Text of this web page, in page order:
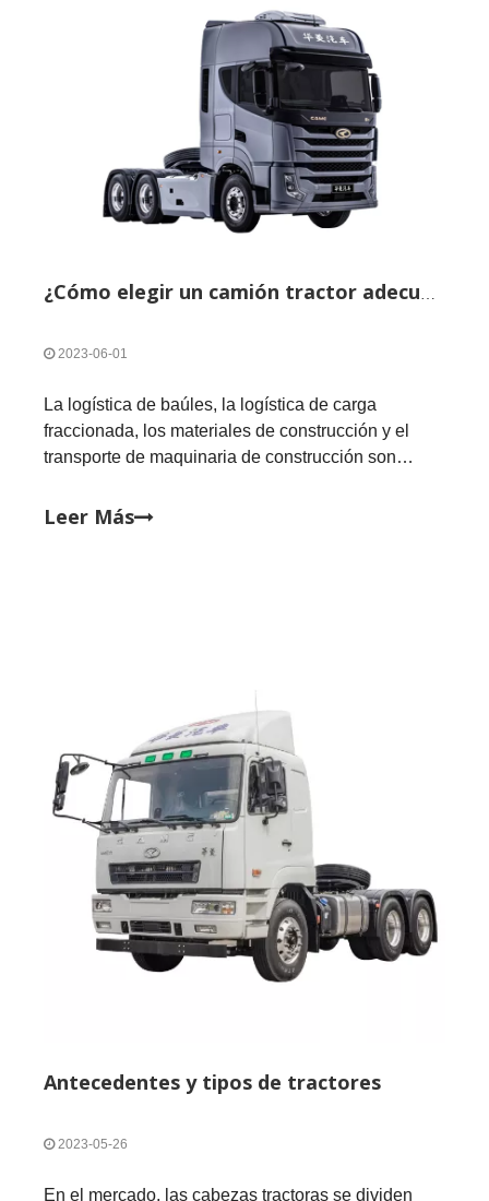
¿Cómo elegir un camión tractor adecuado?
2023-06-01
La logística de baúles, la logística de carga
fraccionada, los materiales de construcción y el
transporte de maquinaria de construcción son
un camión tractor de GNC adecuado para cumplir
Leer Más
Antecedentes y tipos de tractores
2023-05-26
En el mercado, las cabezas tractoras se dividen